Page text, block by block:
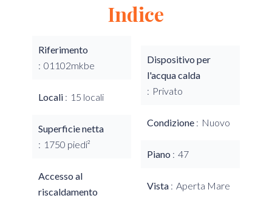
Indice
Riferimento
01102mkbe
Locali 15 locali
Superficie netta
1750 piedi²
Accesso al
riscaldamento
Dispositivo per
l'acqua calda
Privato
Condizione Nuovo
Piano 47
Vista Aperta Mare